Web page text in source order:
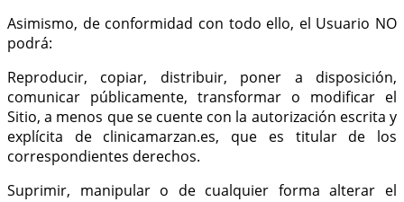
Asimismo, de conformidad con todo ello, el Usuario NO
podrá:
Reproducir, copiar, distribuir, poner a disposición,
comunicar públicamente, transformar o modificar el
Sitio, a menos que se cuente con la autorización escrita y
explícita de clinicamarzan.es, que es titular de los
correspondientes derechos.
Suprimir, manipular o de cualquier forma alterar el